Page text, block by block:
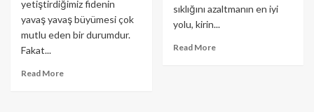
yetiştirdiğimiz fidenin
yavaş yavaş büyümesi çok
mutlu eden bir durumdur.
Fakat...
Read More
sıklığını azaltmanın en iyi
yolu, kirin...
Read More